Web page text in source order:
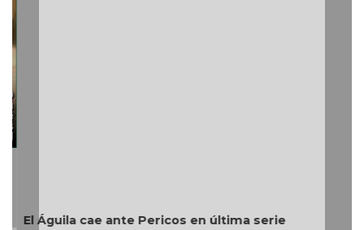
El Águila cae ante Pericos en última serie